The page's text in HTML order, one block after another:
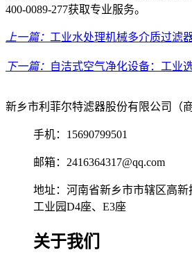
400-0089-277获取专业服务。
上一篇： 工业水处理机械多介质过滤
下一篇： 自洁式空气净化设备：工业
新乡市利菲尔特滤器股份有限公司（
手机：15690799501
邮箱：2416364317@qq.com
地址：河南省新乡市市辖区高
工业园D4座、E3座
关于我们